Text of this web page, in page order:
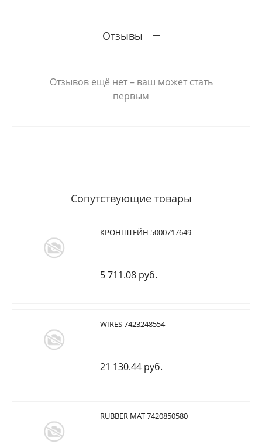
Отзывы
Отзывов ещё нет – ваш может стать
первым
Сопутствующие товары
КРОНШТЕЙН 5000717649
5 711.08 руб.
WIRES 7423248554
21 130.44 руб.
RUBBER MAT 7420850580